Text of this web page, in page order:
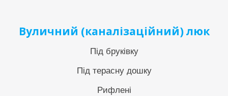
Вуличний (каналізаційний) люк
Під бруківку
Під терасну дошку
Рифлені